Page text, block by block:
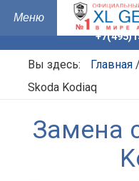
Вы здесь: Главная /
Skoda Kodiaq
Замена